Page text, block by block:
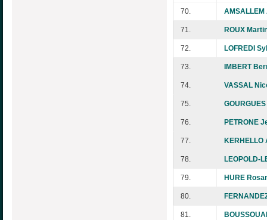
70.
71. ROUX
72. LOFREDI
73. IMBERT
74. VASSAL
75.
76. PETRONE
77. KERHELLO
78. LEOPOLD-
79. HURE
80.
81.